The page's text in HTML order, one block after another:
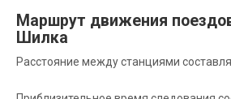
Маршрут движения
Шилка
Расстояние между станциями